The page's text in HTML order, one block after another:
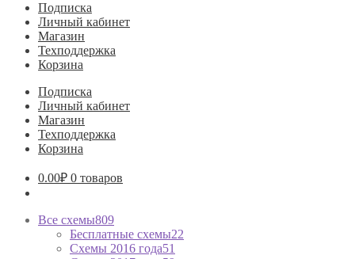
Подписка
Личный кабинет
Магазин
Техподдержка
Корзина
Подписка
Личный кабинет
Магазин
Техподдержка
Корзина
0.00₽ 0 товаров
Все схемы809
Бесплатные схемы22
Схемы 2016 года51